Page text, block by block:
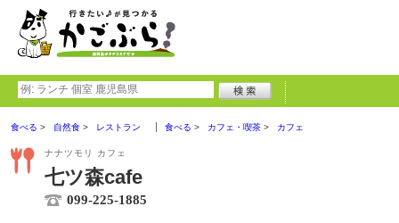
食べる 自然食 レストラン 食べる カフェ・喫茶 カフェ
ナナツモリ カフェ
七ツ森cafe
099-225-1885